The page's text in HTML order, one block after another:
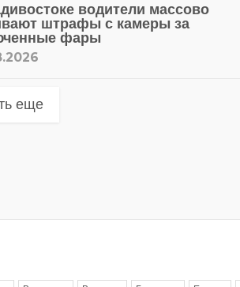
водители массово
штрафы с камеры за
фары
еще